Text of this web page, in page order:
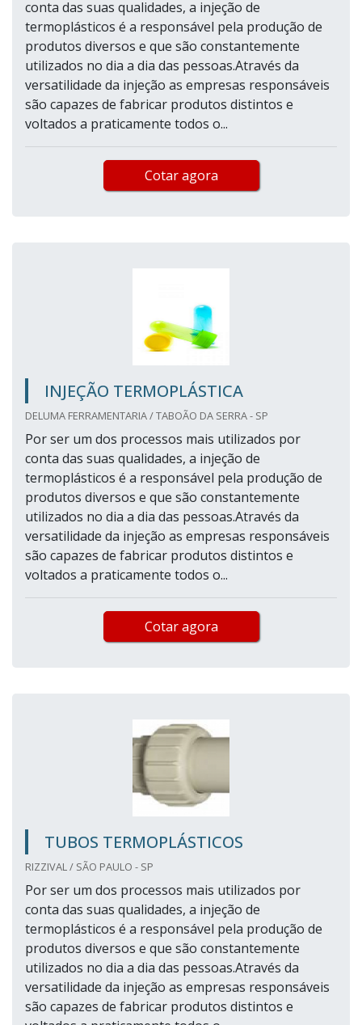
conta das suas qualidades, a injeção de
termoplásticos é a responsável pela produção de
produtos diversos e que são constantemente
utilizados no dia a dia das pessoas.Através da
versatilidade da injeção as empresas responsáveis
são capazes de fabricar produtos distintos e
voltados a praticamente todos o...
Cotar agora
INJEÇÃO TERMOPLÁSTICA
DELUMA FERRAMENTARIA / TABOÃO DA SERRA - SP
Por ser um dos processos mais utilizados por
conta das suas qualidades, a injeção de
termoplásticos é a responsável pela produção de
produtos diversos e que são constantemente
utilizados no dia a dia das pessoas.Através da
versatilidade da injeção as empresas responsáveis
são capazes de fabricar produtos distintos e
voltados a praticamente todos o...
Cotar agora
TUBOS TERMOPLÁSTICOS
RIZZIVAL / SÃO PAULO - SP
Por ser um dos processos mais utilizados por
conta das suas qualidades, a injeção de
termoplásticos é a responsável pela produção de
produtos diversos e que são constantemente
utilizados no dia a dia das pessoas.Através da
versatilidade da injeção as empresas responsáveis
são capazes de fabricar produtos distintos e